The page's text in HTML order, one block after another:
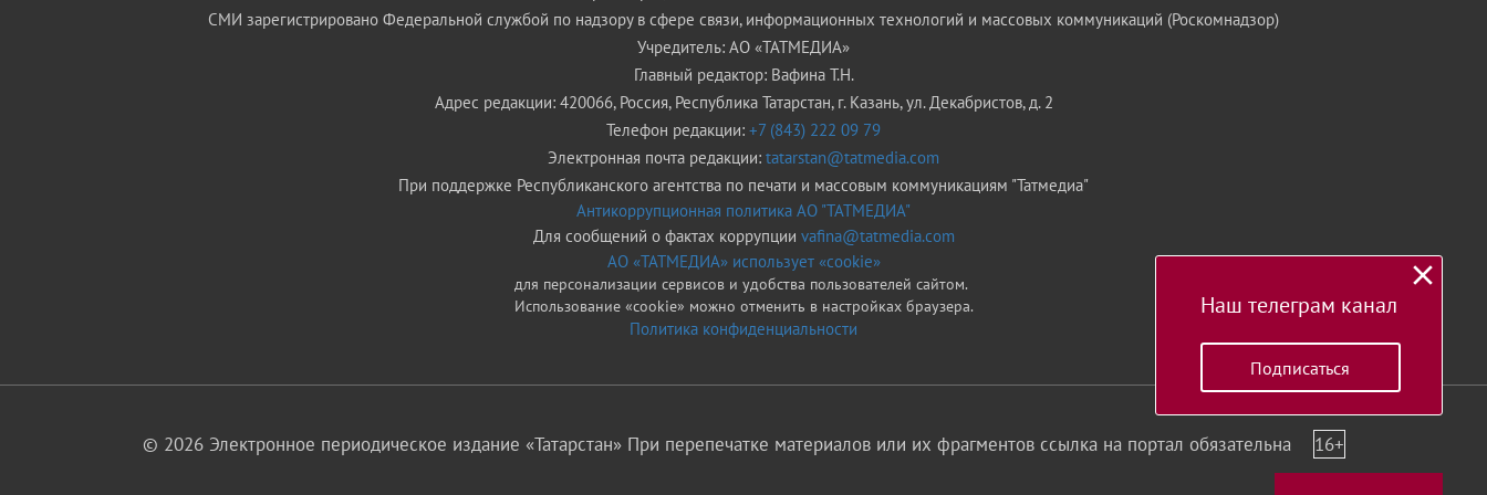
СМИ зарегистрировано Федеральной службой по надзору в сфере связи, информационных технологий и массовых коммуникаций (Роскомнадзор)
Учредитель: АО «ТАТМЕДИА»
Главный редактор: Вафина Т.Н.
Адрес редакции: 420066, Россия, Республика Татарстан, г. Казань, ул. Декабристов, д. 2
Телефон редакции: +7 (843) 222 09 79
Электронная почта редакции: tatarstan@tatmedia.com
При поддержке Республиканского агентства по печати и массовым коммуникациям "Татмедиа"
Антикоррупционная политика АО "ТАТМЕДИА"
Для сообщений о фактах коррупции vafina@tatmedia.com
АО «ТАТМЕДИА» использует «cookie»
для персонализации сервисов и удобства пользователей сайтом.
Использование «cookie» можно отменить в настройках браузера.
Политика конфиденциальности
© 2026 Электронное периодическое издание «Татарстан» При перепечатке материалов или их фрагментов ссылка на портал обязательна 16+
Наш телеграм канал
Подписаться